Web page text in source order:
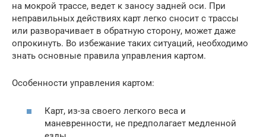
на мокрой трассе, ведет к заносу задней оси. При
неправильных действиях карт легко сносит с трассы
или разворачивает в обратную сторону, может даже
опрокинуть. Во избежание таких ситуаций, необходимо
знать основные правила управления картом.
Особенности управления картом:
Карт, из-за своего легкого веса и
маневренности, не предполагает медленной